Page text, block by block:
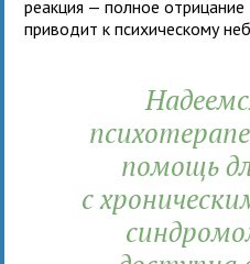
реакция — полное
приводит к психическому
помощь
с